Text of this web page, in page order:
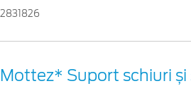
2831826
Mottez* Suport schiuri